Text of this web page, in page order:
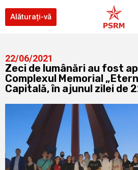
Alăturați-vă
22/06/2021
Zeci de lumânări au fost
Complexul Memorial
Capitală, în ajunul zilei de